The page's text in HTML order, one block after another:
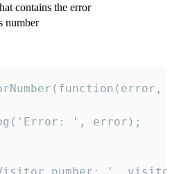
contains the error
number
', error);